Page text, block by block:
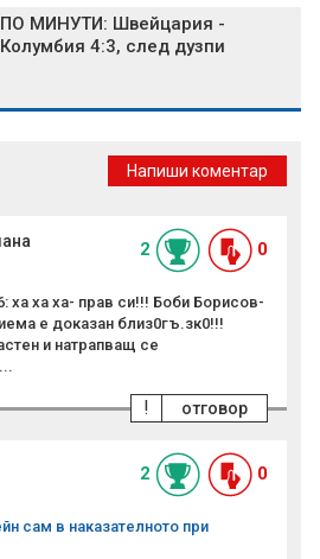
ПО МИНУТИ: Швейцария -
Колумбия 4:3, след дузпи
Напиши коментар
2 0
ха ха ха- прав си!!! Боби Борисов-
е доказан близ0гъ.зк0!!!
и натрапващ се
отговор
!
2 0
сам в наказателното при